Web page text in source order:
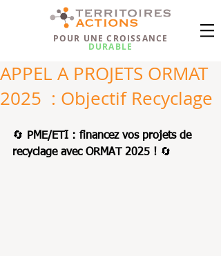
POUR UNE CROISSANCE
DURABLE
APPEL A PROJETS ORMAT
2025 : Objectif Recyclage
🔄
PME/ETI : financez vos projets de
recyclage avec ORMAT 2025 ! 🔄